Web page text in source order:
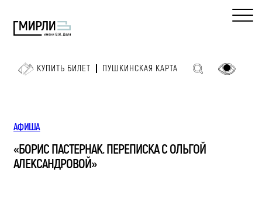
КУПИТЬ БИЛЕТ ПУШКИНСКАЯ КАРТА
АФИША
«БОРИС ПАСТЕРНАК. ПЕРЕПИСКА С ОЛЬГОЙ
АЛЕКСАНДРОВОЙ»